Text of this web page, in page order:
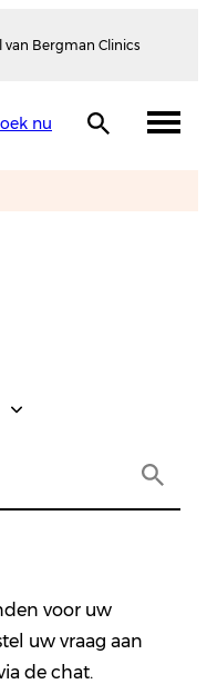
van Bergman Clinics
nu
voor uw
uw vraag aan
de chat.